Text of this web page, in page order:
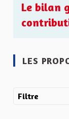
Le bilan
LES
Filtre